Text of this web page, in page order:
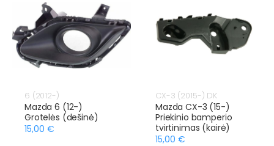
6 (2012-)
Mazda 6 (12-)
Grotelės (dešinė)
15,00 €
CX-3 (2015-) DK
Mazda CX-3 (15-)
Priekinio bamperio
tvirtinimas (kairė)
15,00 €